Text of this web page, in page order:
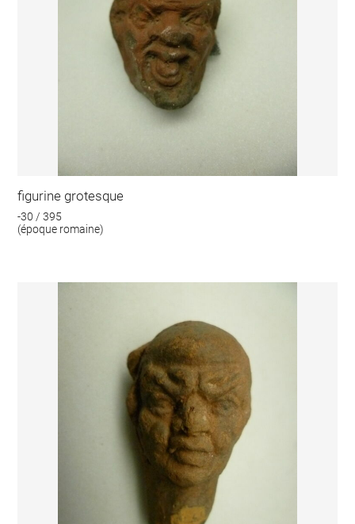
figurine grotesque
-30 / 395
(époque romaine)